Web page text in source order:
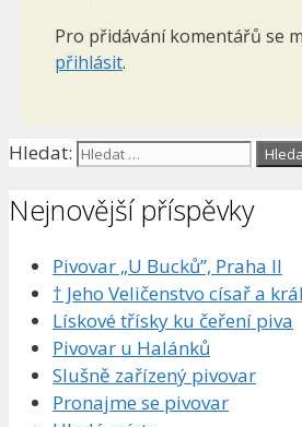
Pro přidávání komentářů se
přihlásit.
Hledat:
Nejnovější příspěvky
Pivovar „U Bucků”, Praha II
† Jeho Veličenstvo císař a
Lískové třísky ku čeření piva
Pivovar u Halánků
Slušně zařízený pivovar
Pronajme se pivovar